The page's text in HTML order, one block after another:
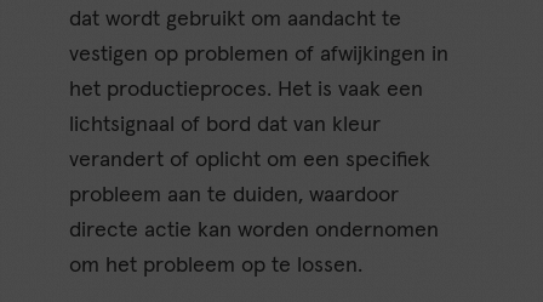
dat wordt gebruikt om aandacht te
vestigen op problemen of afwijkingen in
het productieproces. Het is vaak een
lichtsignaal of bord dat van kleur
verandert of oplicht om een specifiek
probleem aan te duiden, waardoor
directe actie kan worden ondernomen
om het probleem op te lossen.